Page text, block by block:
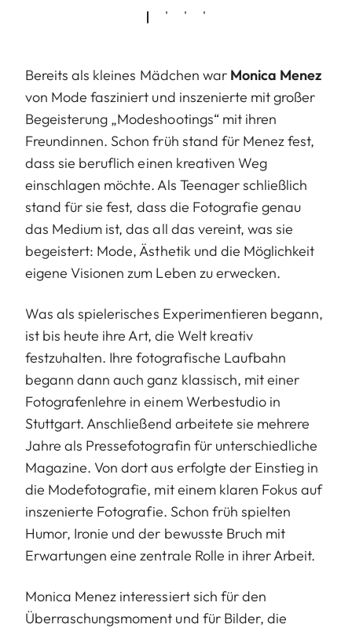
Bereits als kleines Mädchen war Monica Menez
von Mode fasziniert und inszenierte mit großer
Begeisterung „Modeshootings“ mit ihren
Freundinnen. Schon früh stand für Menez fest,
dass sie beruflich einen kreativen Weg
einschlagen möchte. Als Teenager schließlich
stand für sie fest, dass die Fotografie genau
das Medium ist, das all das vereint, was sie
begeistert: Mode, Ästhetik und die Möglichkeit
eigene Visionen zum Leben zu erwecken.
Was als spielerisches Experimentieren begann,
ist bis heute ihre Art, die Welt kreativ
festzuhalten. Ihre fotografische Laufbahn
begann dann auch ganz klassisch, mit einer
Fotografenlehre in einem Werbestudio in
Stuttgart. Anschließend arbeitete sie mehrere
Jahre als Pressefotografin für unterschiedliche
Magazine. Von dort aus erfolgte der Einstieg in
die Modefotografie, mit einem klaren Fokus auf
inszenierte Fotografie. Schon früh spielten
Humor, Ironie und der bewusste Bruch mit
Erwartungen eine zentrale Rolle in ihrer Arbeit.
Monica Menez interessiert sich für den
Überraschungsmoment und für Bilder, die